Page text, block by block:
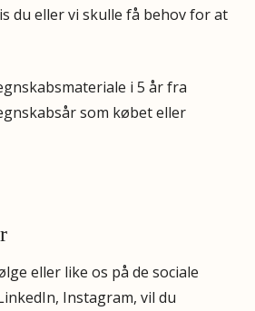
du eller vi skulle få behov for at
i 5 år fra
som købet eller
eller like os på de sociale
Instagram, vil du